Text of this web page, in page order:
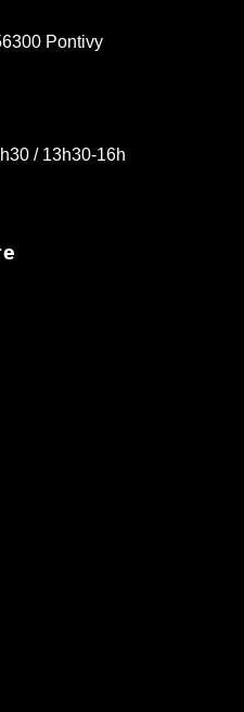
Pontivy
/ 13h30-16h